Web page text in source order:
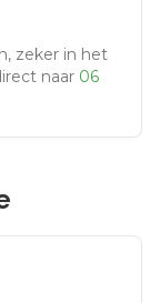
zeker in het
naar 06